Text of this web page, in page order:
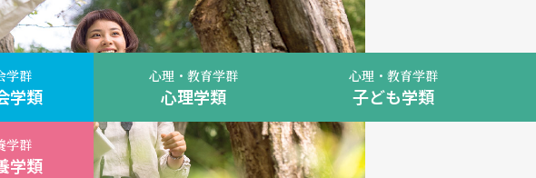
学群
学類
心理・教育学群
心理学類
心理・教育学群
子ども学類
学群
学類